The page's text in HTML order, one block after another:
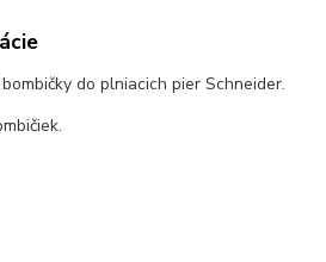
do plniacich pier Schneider.